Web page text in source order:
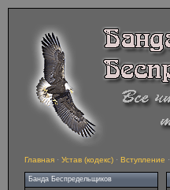
Главная · Устав (кодекс) · Вступление ·
Банда Беспредельщиков